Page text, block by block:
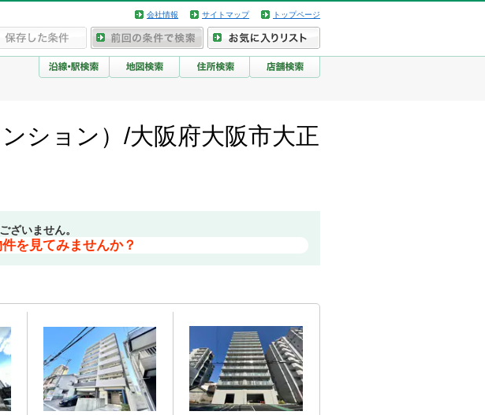
会社情報 サイトマップ トップページ
ション）/大阪府大阪市大正
ざいません。
を見てみませんか？